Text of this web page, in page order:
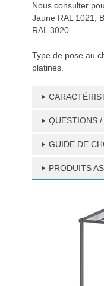
Nous consulter
Jaune RAL 1021,
RAL 3020.
Type de pose au
platines.
QUESTIONS
GUIDE DE
PRODUITS